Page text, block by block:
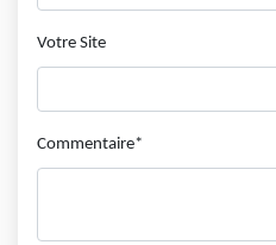
Votre Site
Commentaire*